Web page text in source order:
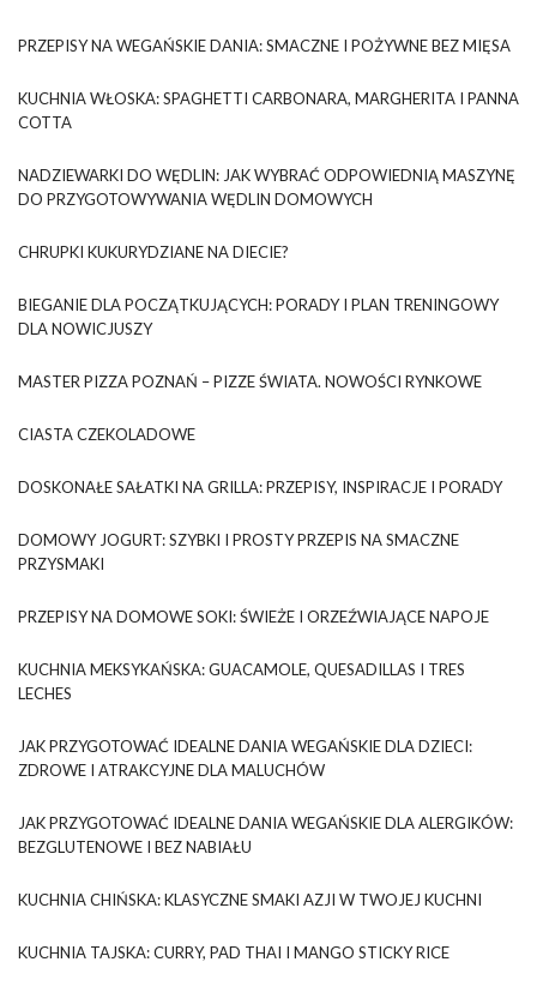
PRZEPISY NA WEGAŃSKIE DANIA: SMACZNE I POŻYWNE BEZ MIĘSA
KUCHNIA WŁOSKA: SPAGHETTI CARBONARA, MARGHERITA I PANNA
COTTA
NADZIEWARKI DO WĘDLIN: JAK WYBRAĆ ODPOWIEDNIĄ MASZYNĘ
DO PRZYGOTOWYWANIA WĘDLIN DOMOWYCH
CHRUPKI KUKURYDZIANE NA DIECIE?
BIEGANIE DLA POCZĄTKUJĄCYCH: PORADY I PLAN TRENINGOWY
DLA NOWICJUSZY
MASTER PIZZA POZNAŃ – PIZZE ŚWIATA. NOWOŚCI RYNKOWE
CIASTA CZEKOLADOWE
DOSKONAŁE SAŁATKI NA GRILLA: PRZEPISY, INSPIRACJE I PORADY
DOMOWY JOGURT: SZYBKI I PROSTY PRZEPIS NA SMACZNE
PRZYSMAKI
PRZEPISY NA DOMOWE SOKI: ŚWIEŻE I ORZEŹWIAJĄCE NAPOJE
KUCHNIA MEKSYKAŃSKA: GUACAMOLE, QUESADILLAS I TRES
LECHES
JAK PRZYGOTOWAĆ IDEALNE DANIA WEGAŃSKIE DLA DZIECI:
ZDROWE I ATRAKCYJNE DLA MALUCHÓW
JAK PRZYGOTOWAĆ IDEALNE DANIA WEGAŃSKIE DLA ALERGIKÓW:
BEZGLUTENOWE I BEZ NABIAŁU
KUCHNIA CHIŃSKA: KLASYCZNE SMAKI AZJI W TWOJEJ KUCHNI
KUCHNIA TAJSKA: CURRY, PAD THAI I MANGO STICKY RICE